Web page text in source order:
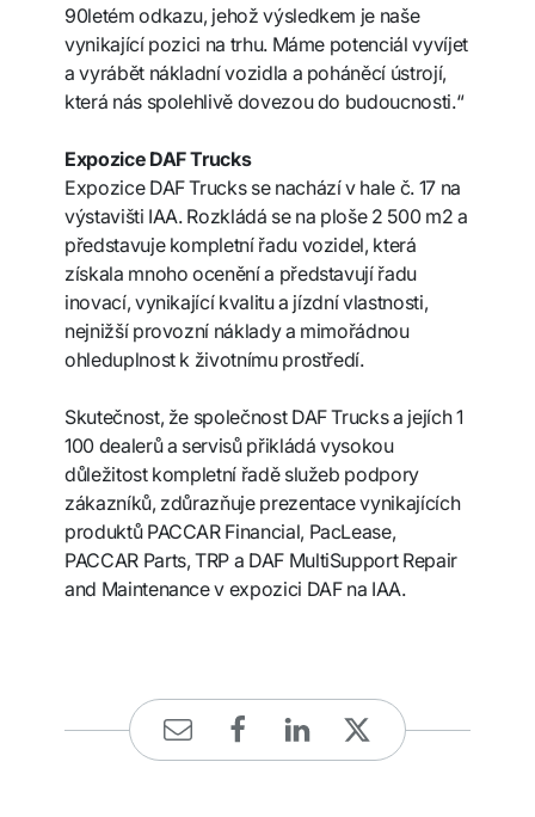
90letém odkazu, jehož výsledkem je naše
vynikající pozici na trhu. Máme potenciál vyvíjet
a vyrábět nákladní vozidla a poháněcí ústrojí,
která nás spolehlivě dovezou do budoucnosti.“
Expozice DAF Trucks
Expozice DAF Trucks se nachází v hale č. 17 na
výstavišti IAA. Rozkládá se na ploše 2 500 m2 a
představuje kompletní řadu vozidel, která
získala mnoho ocenění a představují řadu
inovací, vynikající kvalitu a jízdní vlastnosti,
nejnižší provozní náklady a mimořádnou
ohleduplnost k životnímu prostředí.
Skutečnost, že společnost DAF Trucks a jejích 1
100 dealerů a servisů přikládá vysokou
důležitost kompletní řadě služeb podpory
zákazníků, zdůrazňuje prezentace vynikajících
produktů PACCAR Financial, PacLease,
PACCAR Parts, TRP a DAF MultiSupport Repair
and Maintenance v expozici DAF na IAA.